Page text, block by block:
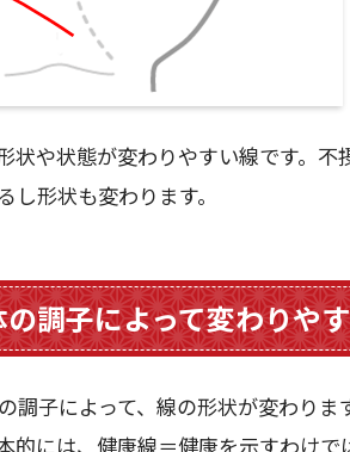
状や状態が変わりやすい線です。
し形状も変わります。
調子によって変わりや
調子によって、線の形状が変わりま
的には、健康線＝健康を示すわけ